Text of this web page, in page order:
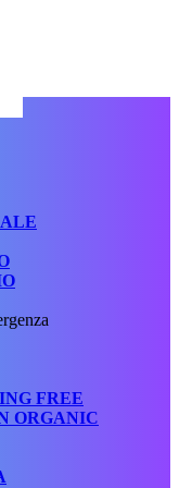
FREE
ORGANIC